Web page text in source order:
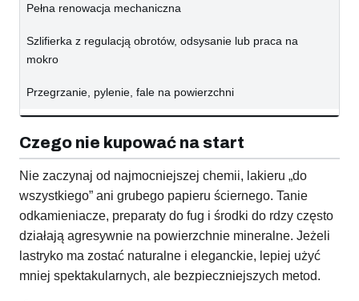
Pełna renowacja mechaniczna
Szlifierka z regulacją obrotów, odsysanie lub praca na
mokro
Przegrzanie, pylenie, fale na powierzchni
Czego nie kupować na start
Nie zaczynaj od najmocniejszej chemii, lakieru „do
wszystkiego” ani grubego papieru ściernego. Tanie
odkamieniacze, preparaty do fug i środki do rdzy często
działają agresywnie na powierzchnie mineralne. Jeżeli
lastryko ma zostać naturalne i eleganckie, lepiej użyć
mniej spektakularnych, ale bezpieczniejszych metod.